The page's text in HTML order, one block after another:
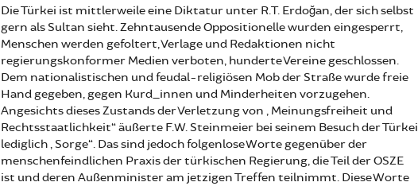
Die Türkei ist mittlerweile eine Diktatur unter R.T. Erdoğan, der sich selbst
gern als Sultan sieht. Zehntausende Oppositionelle wurden eingesperrt,
Menschen werden gefoltert, Verlage und Redaktionen nicht
regierungskonformer Medien verboten, hunderte Vereine geschlossen.
Dem nationalistischen und feudal-religiösen Mob der Straße wurde freie
Hand gegeben, gegen Kurd_innen und Minderheiten vorzugehen.
Angesichts dieses Zustands der Verletzung von „Meinungsfreiheit und
Rechtsstaatlichkeit“ äußerte F.W. Steinmeier bei seinem Besuch der Türkei
lediglich „Sorge“. Das sind jedoch folgenlose Worte gegenüber der
menschenfeindlichen Praxis der türkischen Regierung, die Teil der OSZE
ist und deren Außenminister am jetzigen Treffen teilnimmt. Diese Worte